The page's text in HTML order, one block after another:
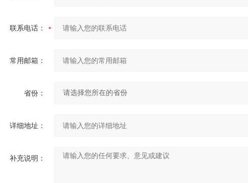
联系电话：
常用邮箱：
省份：
详细地址：
补充说明：